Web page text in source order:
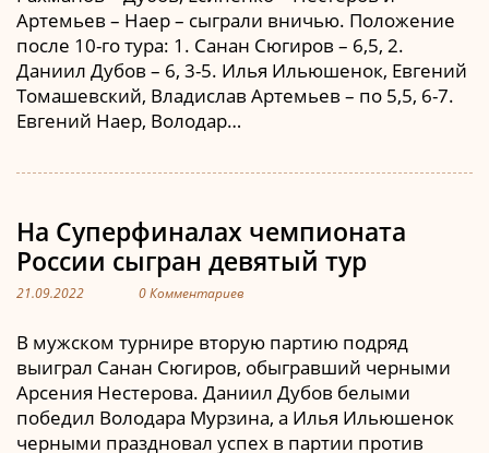
Артемьев – Наер – сыграли вничью. Положение
после 10-го тура: 1. Санан Сюгиров – 6,5, 2.
Даниил Дубов – 6, 3-5. Илья Ильюшенок, Евгений
Томашевский, Владислав Артемьев – по 5,5, 6-7.
Евгений Наер, Володар…
На Суперфиналах чемпионата
России сыгран девятый тур
21.09.2022 0 Комментариев
В мужском турнире вторую партию подряд
выиграл Санан Сюгиров, обыгравший черными
Арсения Нестерова. Даниил Дубов белыми
победил Володара Мурзина, а Илья Ильюшенок
черными праздновал успех в партии против